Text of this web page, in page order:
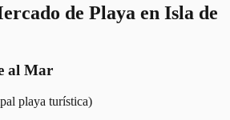
de Playa en Isla de
al Mar
playa turística)